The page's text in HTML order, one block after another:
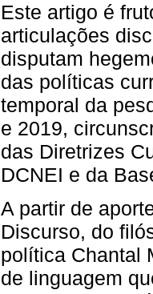
Este artigo é
articulações
disputam
das políticas
temporal da
e 2019,
das Diretrizes
DCNEI e da
A partir de
Discurso, do
política Chantal
de linguagem